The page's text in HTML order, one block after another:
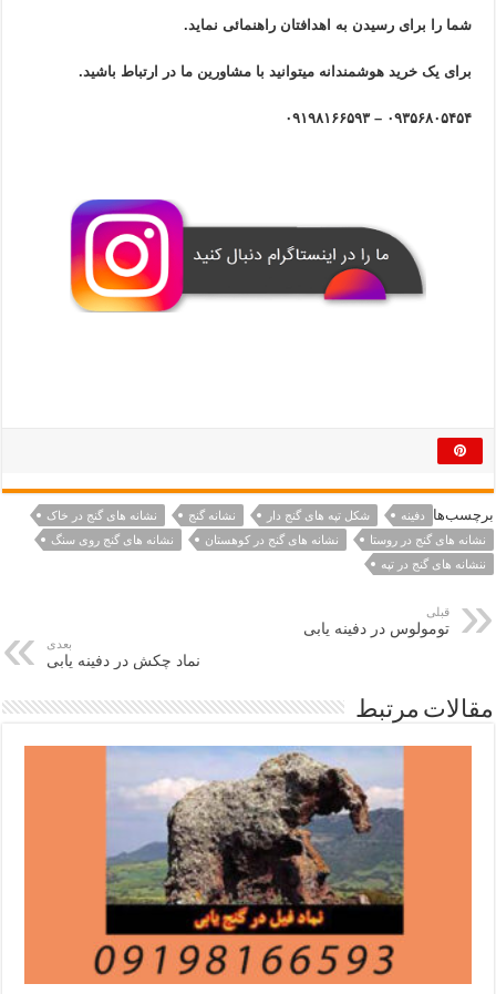
شما را برای رسیدن به اهدافتان راهنمائی نماید.
برای یک خرید هوشمندانه میتوانید با مشاورین ما در ارتباط باشید.
۰۹۳۵۶۸۰۵۴۵۴ – ۰۹۱۹۸۱۶۶۵۹۳
برچسب‌ها دفینه شکل تپه های گنج دار نشانه گنج
نشانه های گنج در خاک
نشانه های گنج در روستا
نشانه های گنج در کوهستان
نشانه های گنج روی سنگ
ننشانه های گنج در تپه
قبلی
تومولوس در دفینه یابی
بعدی
نماد چکش در دفینه یابی
مقالات مرتبط